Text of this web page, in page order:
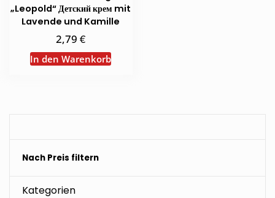
„Leopold“ Детский крем mit
Lavende und Kamille
2,79€
In den Warenkorb
Nach Preis filtern
Kategorien